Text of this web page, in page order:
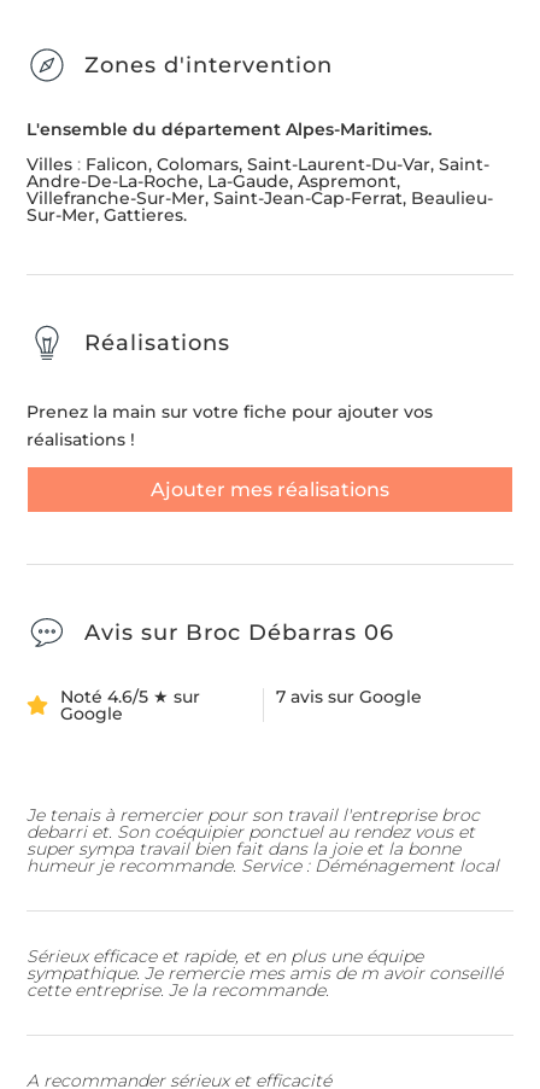
Zones d'intervention
L'ensemble du département Alpes-Maritimes.
Villes : Falicon, Colomars, Saint-Laurent-Du-Var, Saint-
Andre-De-La-Roche, La-Gaude, Aspremont,
Villefranche-Sur-Mer, Saint-Jean-Cap-Ferrat, Beaulieu-
Sur-Mer, Gattieres.
Réalisations
Prenez la main sur votre fiche pour ajouter vos
réalisations !
Ajouter mes réalisations
Avis sur Broc Débarras 06
Noté 4.6/5 ★ sur
Google
7 avis sur Google
Je tenais à remercier pour son travail l'entreprise broc
debarri et. Son coéquipier ponctuel au rendez vous et
super sympa travail bien fait dans la joie et la bonne
humeur je recommande. Service : Déménagement local
Sérieux efficace et rapide, et en plus une équipe
sympathique. Je remercie mes amis de m avoir conseillé
cette entreprise. Je la recommande.
A recommander sérieux et efficacité
Nom & Prénom*